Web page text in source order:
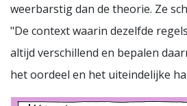
weerbarstig dan de theorie. Ze
"De context waarin dezelfde
altijd verschillend en bepalen
het oordeel en het uiteindelijke